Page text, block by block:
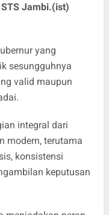
Jambi.(ist)
yang
sesungguhnya
valid maupun
integral dari
modern, terutama
konsistensi
keputusan